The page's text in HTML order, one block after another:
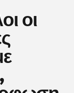
οι